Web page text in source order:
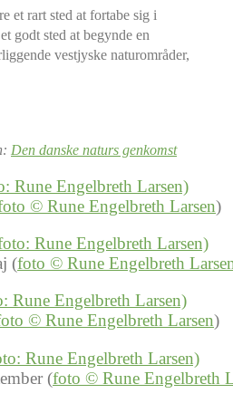
et rart sted at fortabe sig i
godt sted at begynde en
vestjyske naturområder,
Den danske naturs genkomst
© Rune Engelbreth Larsen)
(foto © Rune Engelbreth
© Rune Engelbreth Larsen)
(foto © Rune Engelbreth